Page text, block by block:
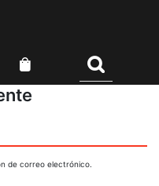
de correo electrónico.